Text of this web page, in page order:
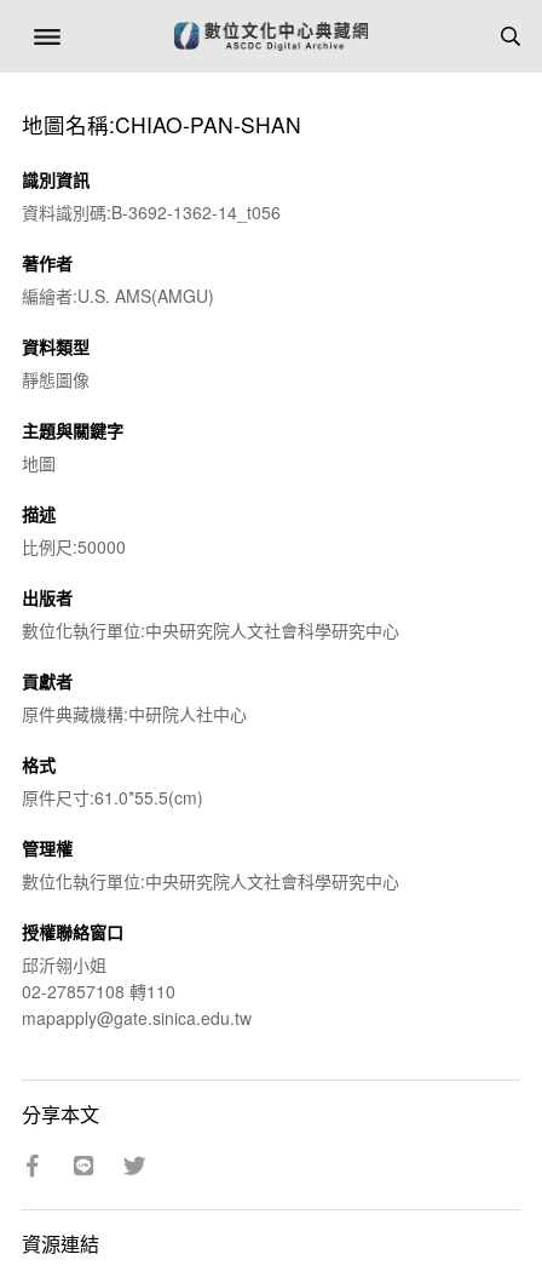
地圖名稱:CHIAO-PAN-SHAN
識別資訊
資料識別碼:B-3692-1362-14_t056
著作者
編繪者:U.S. AMS(AMGU)
資料類型
靜態圖像
主題與關鍵字
地圖
描述
比例尺:50000
出版者
數位化執行單位:中央研究院人文社會科學研究中心
貢獻者
原件典藏機構:中研院人社中心
格式
原件尺寸:61.0*55.5(cm)
管理權
數位化執行單位:中央研究院人文社會科學研究中心
授權聯絡窗口
邱沂翎小姐
02-27857108 轉110
mapapply@gate.sinica.edu.tw
分享本文
資源連結